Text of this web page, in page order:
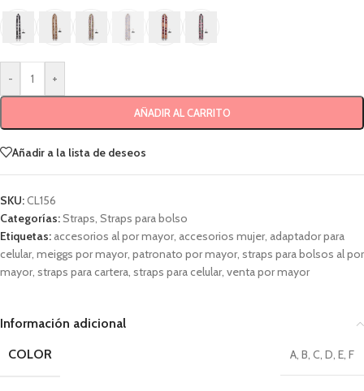
- +
AÑADIR AL CARRITO
Añadir a la lista de deseos
SKU:CL156
Categorías:Straps, Straps para bolso
Etiquetas: accesorios al por mayor, accesorios mujer, adaptador para
celular, meiggs por mayor, patronato por mayor, straps para bolsos al por
mayor, straps para cartera, straps para celular, venta por mayor
Información adicional
COLOR
A, B, C, D, E, F